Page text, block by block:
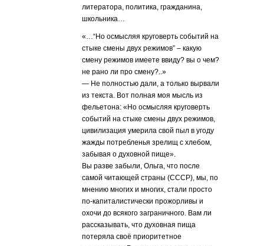
литератора, политика, гражданина,
школьника…
«…“Но осмысляя круговерть событий на
стыке смены двух режимов” – какую
смену режимов имеете ввиду? вы о чем?
не рано ли про смену?..»
— Не полностью дали, а только вырвали
из текста. Вот полная моя мысль из
фельетона: «Но осмысляя круговерть
событий на стыке смены двух режимов,
цивилизация умерила свой пыл в угоду
жажды потребленья зрелищ с хлебом,
забывая о духовной пище».
Вы разве забыли, Ольга, что после
самой читающей страны (СССР), мы, по
мнению многих и многих, стали просто
по-капиталистически прожорливы и
охочи до всякого заграничного. Вам ли
рассказывать, что духовная пища
потеряла своё приоритетное